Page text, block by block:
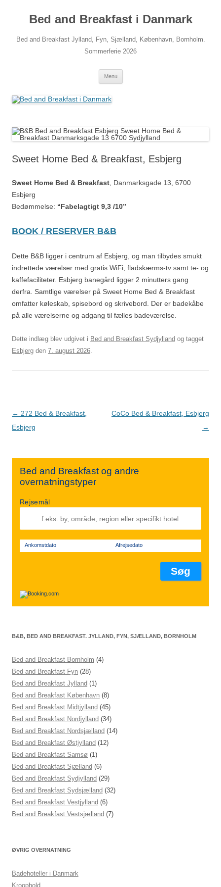
indholdBed and Breakfast i Danmark
Bed and Breakfast Jylland, Fyn, Sjælland, København, Bornholm.
Sommerferie 2026
Menu
Sweet Home Bed & Breakfast, Esbjerg
Sweet Home Bed & Breakfast , Danmarksgade 13, 6700
Esbjerg
Bedømmelse: “Fabelagtigt 9,3 /10”
BOOK / RESERVER B&B
Dette B&B ligger i centrum af Esbjerg, og man tilbydes smukt
indrettede værelser med gratis WiFi, fladskærms-tv samt te- og
kaffefaciliteter. Esbjerg banegård ligger 2 minutters gang
derfra. Samtlige værelser på Sweet Home Bed & Breakfast
omfatter køleskab, spisebord og skrivebord. Der er badekåbe
på alle værelserne og adgang til fælles badeværelse.
Dette indlæg blev udgivet i Bed and Breakfast Sydjylland og tagget
Esbjerg den 7. august 2026.
Indlægsnavigation
← 272 Bed & Breakfast,
Esbjerg
CoCo Bed & Breakfast, Esbjerg
→
Bed and Breakfast og andre
overnatningstyper
Rejsemål
Ankomstdato Afrejsedato
B&B, BED AND BREAKFAST. JYLLAND, FYN, SJÆLLAND, BORNHOLM
Bed and Breakfast Bornholm (4)
Bed and Breakfast Fyn (28)
Bed and Breakfast Jylland (1)
Bed and Breakfast København (8)
Bed and Breakfast Midtjylland (45)
Bed and Breakfast Nordjylland (34)
Bed and Breakfast Nordsjælland (14)
Bed and Breakfast Østjylland (12)
Bed and Breakfast Samsø (1)
Bed and Breakfast Sjælland (6)
Bed and Breakfast Sydjylland (29)
Bed and Breakfast Sydsjælland (32)
Bed and Breakfast Vestjylland (6)
Bed and Breakfast Vestsjælland (7)
ØVRIG OVERNATNING
Badehoteller i Danmark
Kroophold